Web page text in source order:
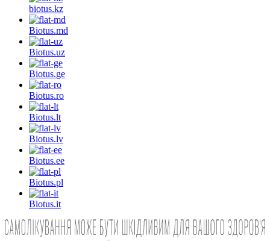
biotus.kz
Biotus.md
Biotus.uz
Biotus.ge
Biotus.ro
Biotus.lt
Biotus.lv
Biotus.ee
Biotus.pl
Biotus.it